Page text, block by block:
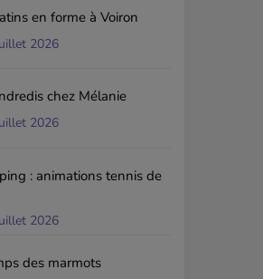
en forme à Voiron
2026
chez Mélanie
2026
: animations tennis de
2026
des marmots